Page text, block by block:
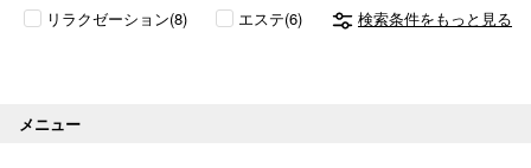
リラクゼーション(8) エステ(6) 検索条件をもっと見る
メニュー